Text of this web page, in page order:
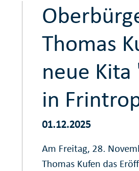
Thomas
neue
in
01.12.2025
Am Freitag, 28.
Thomas Kufen das